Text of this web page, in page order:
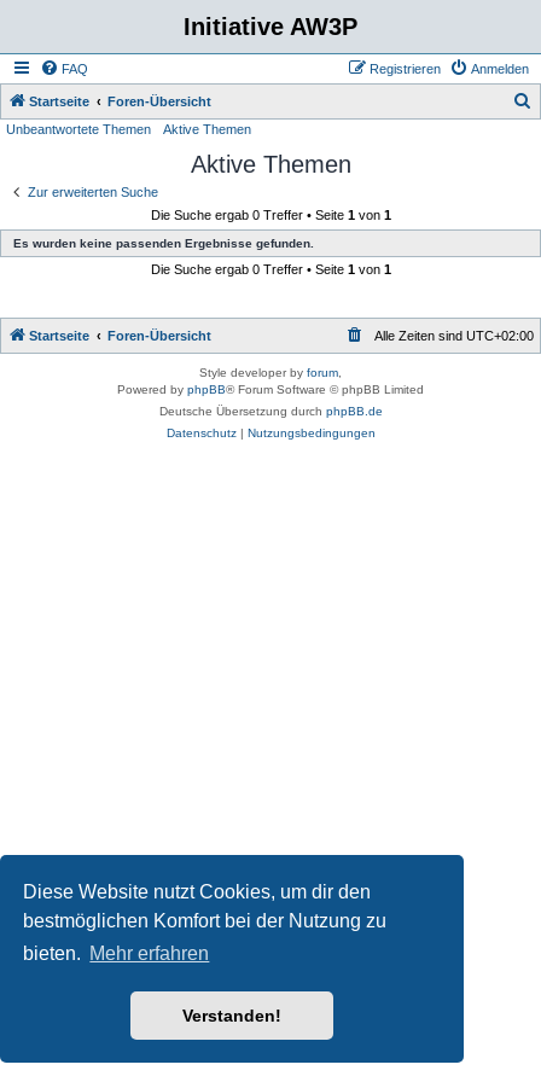
Diese Website nutzt Cookies, um dir den
bestmöglichen Komfort bei der Nutzung zu
bieten. Mehr erfahren
Verstanden!
Initiative AW3P
FAQ Anmelden
Registrieren
Startseite Foren-Übersicht
Unbeantwortete Themen Aktive Themen
Aktive Themen
Zur erweiterten Suche
Die Suche ergab 0 Treffer • Seite 1von 1
Es wurden keine passenden Ergebnisse gefunden.
Die Suche ergab 0 Treffer • Seite 1von 1
Startseite Foren-Übersicht Alle Zeiten sind UTC+02:00
Style developer by forum
Powered by phpBB® Forum Software © phpBB Limited
Deutsche Übersetzung durch phpBB.de
Datenschutz| Nutzungsbedingungen